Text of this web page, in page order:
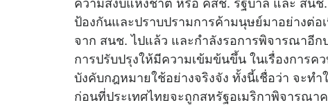
ป้องกันและปราบปรามการค้ามนุษย์มาอย่างต่
จาก สนช. ไปแล้ว และกำลังรอการพิจารณาอี
การปรับปรุงให้มีความเข้มข้นขึ้น ในเรื่องการ
บังคับกฎหมายใช้อย่างจริงจัง ทั้งนี้เชื่อว่า จะ
ก่อนที่ประเทศไทยจะถูกสหรัฐอเมริกาพิจารณา